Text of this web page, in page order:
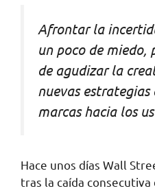
Afrontar la
un poco de miedo,
de agudizar la
nuevas estrategias
marcas hacia los
Hace unos días Wall
tras la caída consecutiva